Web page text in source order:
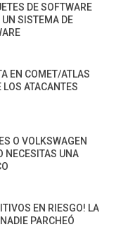
DE SOFTWARE
UN SISTEMA DE
EN COMET/ATLAS
ATACANTES
O VOLKSWAGEN
NECESITAS UNA
EN RIESGO! LA
PARCHEÓ